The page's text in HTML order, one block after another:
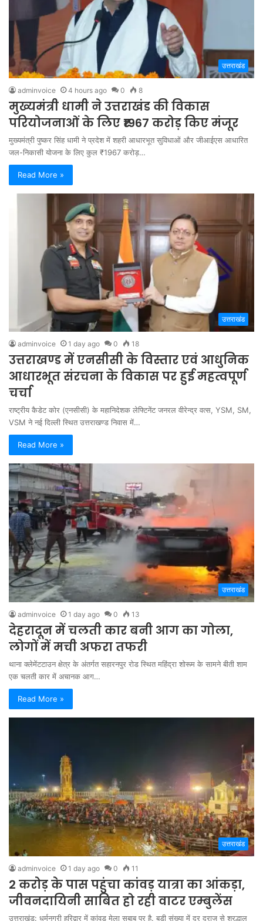
उत्तराखंड
adminvoice 4 hours ago 0 8
मुख्यमंत्री धामी ने उत्तराखंड की विकास
परियोजनाओं के लिए ₹1967 करोड़ किए मंजूर
मुख्यमंत्री पुष्कर सिंह धामी ने प्रदेश में शहरी आधारभूत सुविधाओं और जीआईएस आधारित
जल-निकासी योजना के लिए कुल ₹1967 करोड़…
Read More »
उत्तराखंड
adminvoice 1 day ago 0 18
उत्तराखण्ड में एनसीसी के विस्तार एवं आधुनिक
आधारभूत संरचना के विकास पर हुई महत्वपूर्ण
चर्चा
राष्ट्रीय कैडेट कोर (एनसीसी) के महानिदेशक लेफ्टिनेंट जनरल वीरेन्द्र वत्स, YSM, SM,
VSM ने नई दिल्ली स्थित उत्तराखण्ड निवास में…
Read More »
उत्तराखंड
adminvoice 1 day ago 0 13
देहरादून में चलती कार बनी आग का गोला,
लोगों में मची अफरा तफरी
थाना क्लेमेंटटाउन क्षेत्र के अंतर्गत सहारनपुर रोड स्थित महिंद्रा शोरूम के सामने बीती शाम
एक चलती कार में अचानक आग…
Read More »
उत्तराखंड
adminvoice 1 day ago 0 11
2 करोड़ के पास पहुंचा कांवड़ यात्रा का आंकड़ा,
जीवनदायिनी साबित हो रही वाटर एम्बुलेंस
उत्तराखंड: धर्मनगरी हरिद्वार में कांवड़ मेला सबाब पर है. बड़ी संख्या में दूर दराज से श्रद्धालु